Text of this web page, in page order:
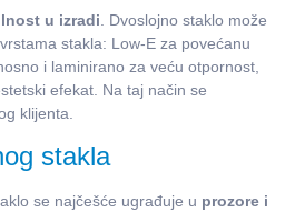
u izradi . Dvoslojno staklo može
stakla: Low-E za povećanu
i laminirano za veću otpornost,
efekat. Na taj način se
klijenta.
stakla
se najčešće ugrađuje u prozore i